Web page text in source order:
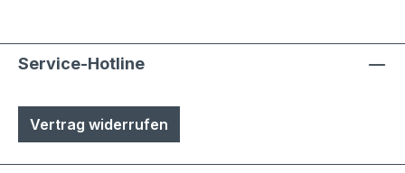
Service-Hotline
Vertrag widerrufen